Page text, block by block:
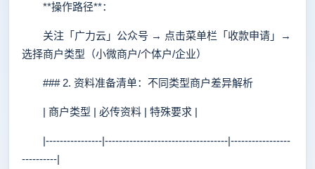
**操作路径**：
关注「广力云」公众号 → 点击菜单栏「收款申请」→
选择商户类型（小微商户/个体户/企业）
### 2. 资料准备清单：不同类型商户差异解析
| 商户类型 | 必传资料 | 特殊要求 |
|----------------|-----------------------------------|-----------------
----------|